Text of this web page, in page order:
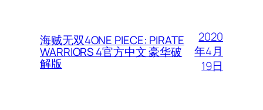
海贼无双4ONE PIECE: PIRATE
WARRIORS 4官方中文 豪华破
解版
2020
年4月
19日